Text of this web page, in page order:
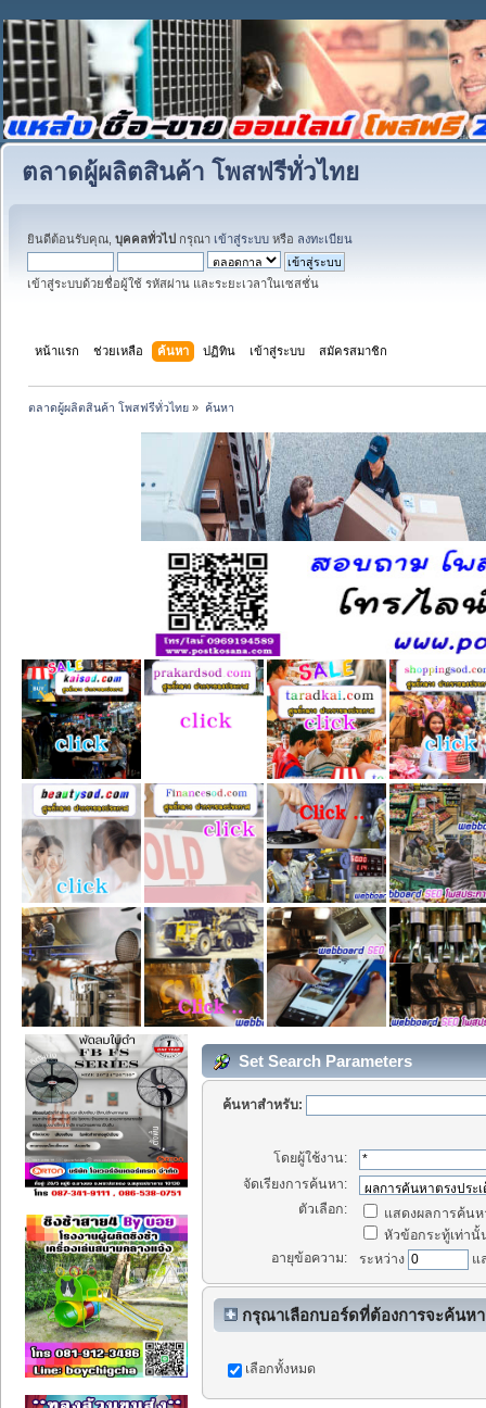
ตลาดผู้ผลิตสินค้า โพสฟรีทั่วไทย
ยินดีต้อนรับคุณ, บุคคลทั่วไป กรุณา เข้าสู่ระบบ หรือ ลงทะเบียน
เข้าสู่ระบบด้วยชื่อผู้ใช้ รหัสผ่าน และระยะเวลาในเซสชั่น
หน้าแรก ช่วยเหลือ ค้นหา ปฏิทิน เข้าสู่ระบบ สมัครสมาชิก
ตลาดผู้ผลิตสินค้า โพสฟรีทั่วไทย » ค้นหา
Set Search Parameters
ค้นหาสำหรับ:
โดยผู้ใช้งาน:
จัดเรียงการค้นหา:
ตัวเลือก:
แสดงผลการค้น
หัวข้อกระทู้เท่านั้
อายุข้อความ:
ระหว่าง แ
กรุณาเลือกบอร์ดที่ต้องการจะค้นห
เลือกทั้งหมด